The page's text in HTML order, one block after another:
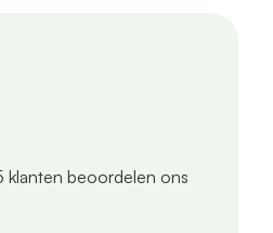
klanten beoordelen ons